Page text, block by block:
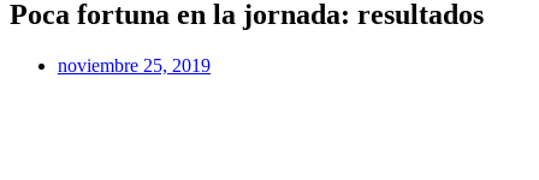
Poca fortuna en la jornada: resultados
noviembre 25, 2019